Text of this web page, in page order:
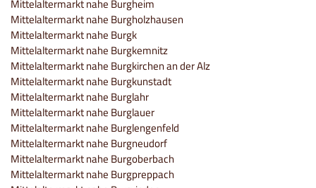
Mittelaltermarkt nahe Burgheim
Mittelaltermarkt nahe Burgholzhausen
Mittelaltermarkt nahe Burgk
Mittelaltermarkt nahe Burgkemnitz
Mittelaltermarkt nahe Burgkirchen an der Alz
Mittelaltermarkt nahe Burgkunstadt
Mittelaltermarkt nahe Burglahr
Mittelaltermarkt nahe Burglauer
Mittelaltermarkt nahe Burglengenfeld
Mittelaltermarkt nahe Burgneudorf
Mittelaltermarkt nahe Burgoberbach
Mittelaltermarkt nahe Burgpreppach